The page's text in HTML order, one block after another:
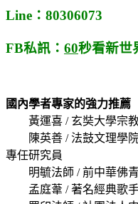
Line ：80306073
FB私訊： 60秒看新世
國內學者專家的強力推薦
黃運喜 / 玄奘大學宗教
陳英善 / 法鼓文理學院
專任研究員
明毓法師 / 前中華佛青
孟庭葦 / 著名經典歌